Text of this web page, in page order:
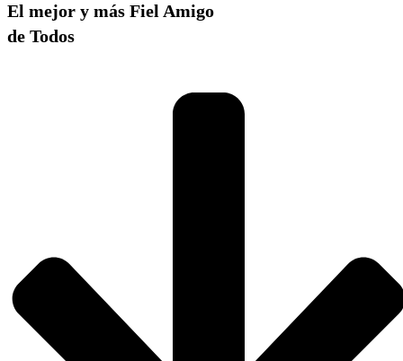
El mejor y más Fiel Amigo
de Todos